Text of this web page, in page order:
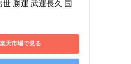
世 勝運 武運長久 国
楽天市場で見る